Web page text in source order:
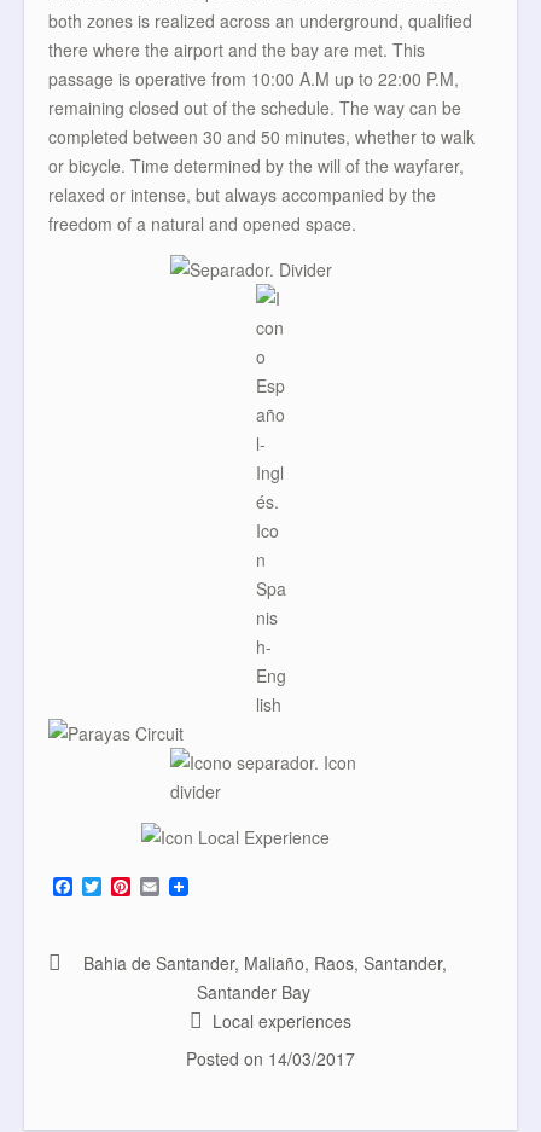
both zones is realized across an underground, qualified
there where the airport and the bay are met. This
passage is operative from 10:00 A.M up to 22:00 P.M,
remaining closed out of the schedule. The way can be
completed between 30 and 50 minutes, whether to walk
or bicycle. Time determined by the will of the wayfarer,
relaxed or intense, but always accompanied by the
freedom of a natural and opened space.
F
a
T
w
t
P
e
E
m
l
Bahia de Santander, Maliaño, Raos,Santander,
Santander Bay
Local experiences
Posted on 14/03/2017